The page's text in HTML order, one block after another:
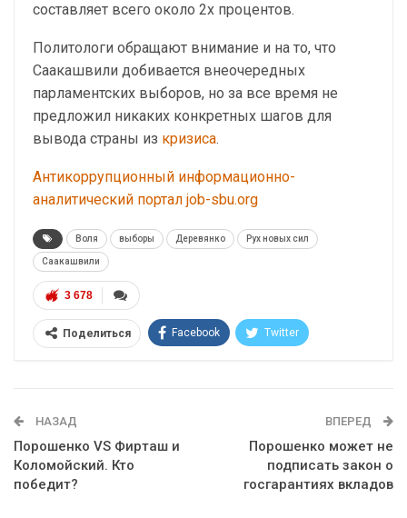
составляет всего около 2х процентов.
Политологи обращают внимание и на то, что
Саакашвили добивается внеочередных
парламентских выборов, но за все время не
предложил никаких конкретных шагов для
вывода страны из кризиса.
Антикоррупционный информационно-
аналитический портал job-sbu.org
Воля выборы Деревянко Рух новых сил
Саакашвили
3 678
Поделиться Facebook Twitter
НАЗАД
Порошенко VS Фирташ и
Коломойский. Кто
победит?
ВПЕРЕД
Порошенко может не
подписать закон о
госгарантиях вкладов